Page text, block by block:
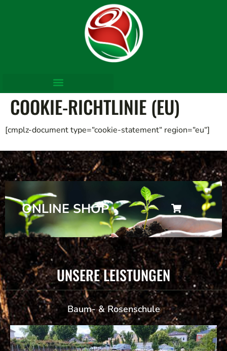
COOKIE-RICHTLINIE (EU)
[cmplz-document type=“cookie-statement“ region=“eu“]
ONLINE SHOP
UNSERE LEISTUNGEN
Baum- & Rosenschule